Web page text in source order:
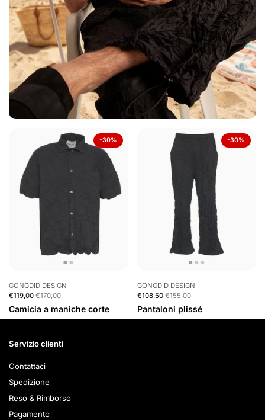
GONGDID DESIGN
€119,00 €170,00
Camicia a maniche corte
-30%
GONGDID DESIGN
€108,50 €155,00
Pantaloni plissé
-30%
Servizio clienti
Contattaci
Spedizione
Reso & Rimborso
Pagamento